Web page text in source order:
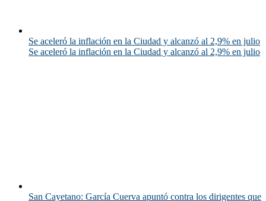
Se aceleró la inflación en la Ciudad y alcanzó al 2,9% en julio
Se aceleró la inflación en la Ciudad y alcanzó al 2,9% en julio
San Cayetano: García Cuerva apuntó contra los dirigentes que